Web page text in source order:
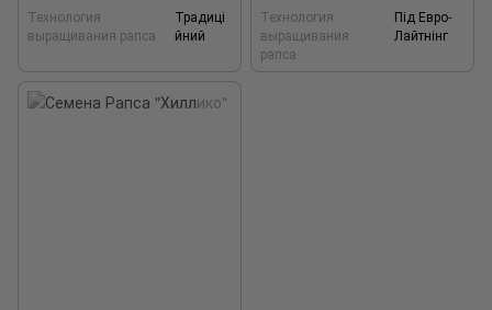
Технология
выращивания рапса
Традиці
йний
Технология
выращивания
рапса
Під Евро-
Лайтнінг